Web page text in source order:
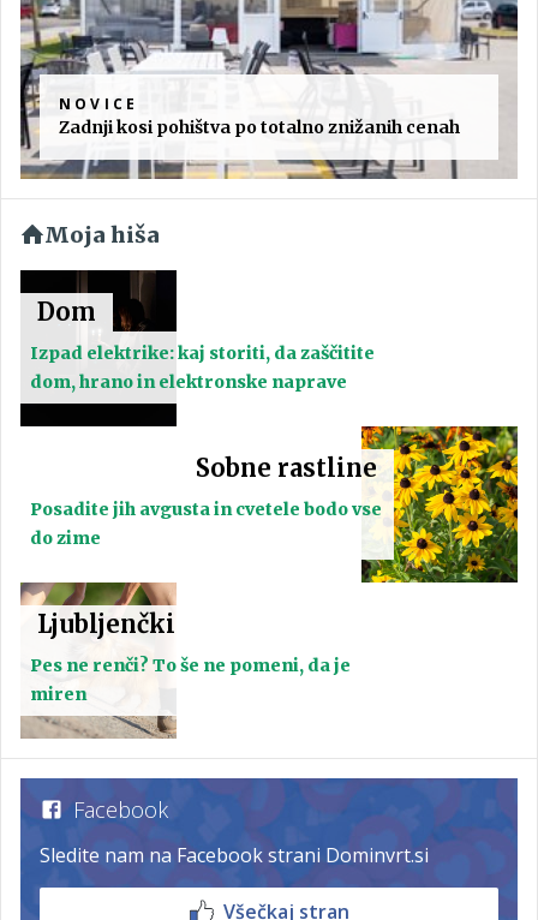
NOVICE
Zadnji kosi pohištva po totalno znižanih cenah
Moja hiša
Dom
Izpad elektrike: kaj storiti, da zaščitite
dom, hrano in elektronske naprave
Sobne rastline
Posadite jih avgusta in cvetele bodo vse
do zime
Ljubljenčki
Pes ne renči? To še ne pomeni, da je
miren
Facebook
Sledite nam na Facebook strani Dominvrt.si
Všečkaj stran